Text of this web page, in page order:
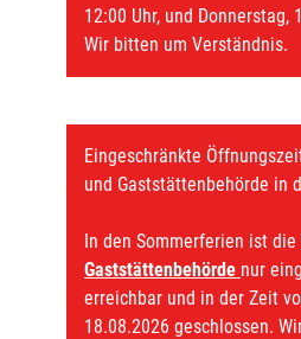
12:00 Uhr, und Donnerstag,
Wir bitten um Verständnis.
Eingeschränkte
und Gaststättenbehörde in
In den Sommerferien ist die
Gaststättenbehörde nur
erreichbar und in der Zeit
18.08.2026 geschlossen.